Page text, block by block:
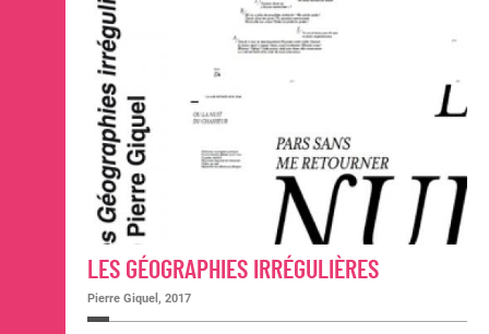
LES GÉOGRAPHIES IRRÉGULIÈRES
Pierre Giquel, 2017